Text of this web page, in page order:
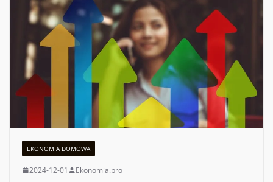
EKONOMIA DOMOWA
2024-12-01 Ekonomia.pro